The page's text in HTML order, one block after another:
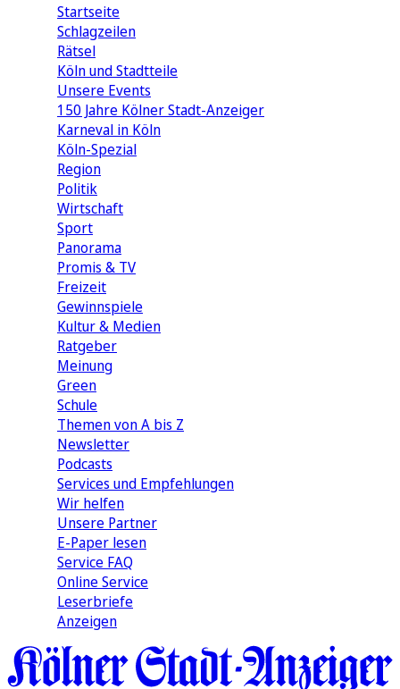
Startseite
Schlagzeilen
Rätsel
Köln und Stadtteile
Unsere Events
150 Jahre Kölner Stadt-Anzeiger
Karneval in Köln
Köln-Spezial
Region
Politik
Wirtschaft
Sport
Panorama
Promis & TV
Freizeit
Gewinnspiele
Kultur & Medien
Ratgeber
Meinung
Green
Schule
Themen von A bis Z
Newsletter
Podcasts
Services und Empfehlungen
Wir helfen
Unsere Partner
E-Paper lesen
Service FAQ
Online Service
Leserbriefe
Anzeigen